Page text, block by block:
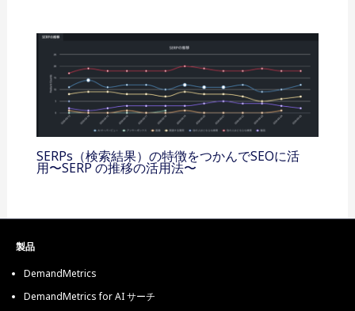
SERPs（検索結果）の特徴をつかんでSEOに活
用〜SERP の推移の活用法〜
製品
DemandMetrics
DemandMetrics for AI サーチ